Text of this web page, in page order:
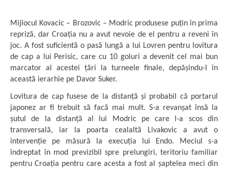
Mijlocul Kovacic – Brozovic – Modric produsese puțin în prima
repriză, dar Croația nu a avut nevoie de el pentru a reveni în
joc. A fost suficientă o pasă lungă a lui Lovren pentru lovitura
de cap a lui Perisic, care cu 10 goluri a devenit cel mai bun
marcator al acestei țări la turneele finale, depășindu-l în
această ierarhie pe Davor Suker.
Lovitura de cap fusese de la distanță și probabil că portarul
japonez ar fi trebuit să facă mai mult. S-a revanșat însă la
șutul de la distanță al lui Modric pe care l-a scos din
transversală, iar la poarta cealaltă Livakovic a avut o
intervenție pe măsură la execuția lui Endo. Meciul s-a
îndreptat în mod previzibil spre prelungiri, teritoriu familiar
pentru Croația pentru care acesta a fost al șaptelea meci din